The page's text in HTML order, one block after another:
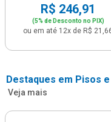
R$ 246,91
(5% de Desconto no PIX)
ou em até 12x de R$
Destaques em Pisos
Veja mais